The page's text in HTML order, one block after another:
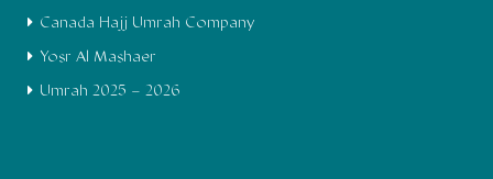
Canada Hajj Umrah Company
Yosr Al Mashaer
Umrah 2025 – 2026